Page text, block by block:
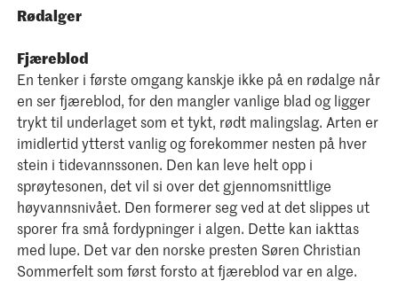
Rødalger
Fjæreblod
En tenker i første omgang kanskje ikke på en rødalge når
en ser fjæreblod, for den mangler vanlige blad og ligger
trykt til underlaget som et tykt, rødt malingslag. Arten er
imidlertid ytterst vanlig og forekommer nesten på hver
stein i tidevannssonen. Den kan leve helt opp i
sprøytesonen, det vil si over det gjennomsnittlige
høyvannsnivået. Den formerer seg ved at det slippes ut
sporer fra små fordypninger i algen. Dette kan iakttas
med lupe. Det var den norske presten Søren Christian
Sommerfelt som først forsto at fjæreblod var en alge.